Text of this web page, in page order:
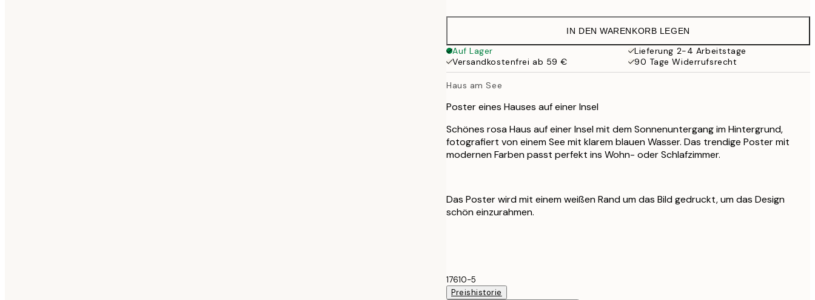
32,45 €
IN DEN WARENKORB LEGEN
Auf Lager
Lieferung 2-4 Arbeitstage
Versandkostenfrei ab 59 €
90 Tage Widerrufsrecht
Haus am See
Poster eines Hauses auf einer Insel
Schönes rosa Haus auf einer Insel mit dem Sonnenuntergang im Hintergrund,
fotografiert von einem See mit klarem blauen Wasser. Das trendige Poster mit
modernen Farben passt perfekt ins Wohn- oder Schlafzimmer.
Das Poster wird mit einem weißen Rand um das Bild gedruckt, um das Design
schön einzurahmen.
17610-5
Preishistorie